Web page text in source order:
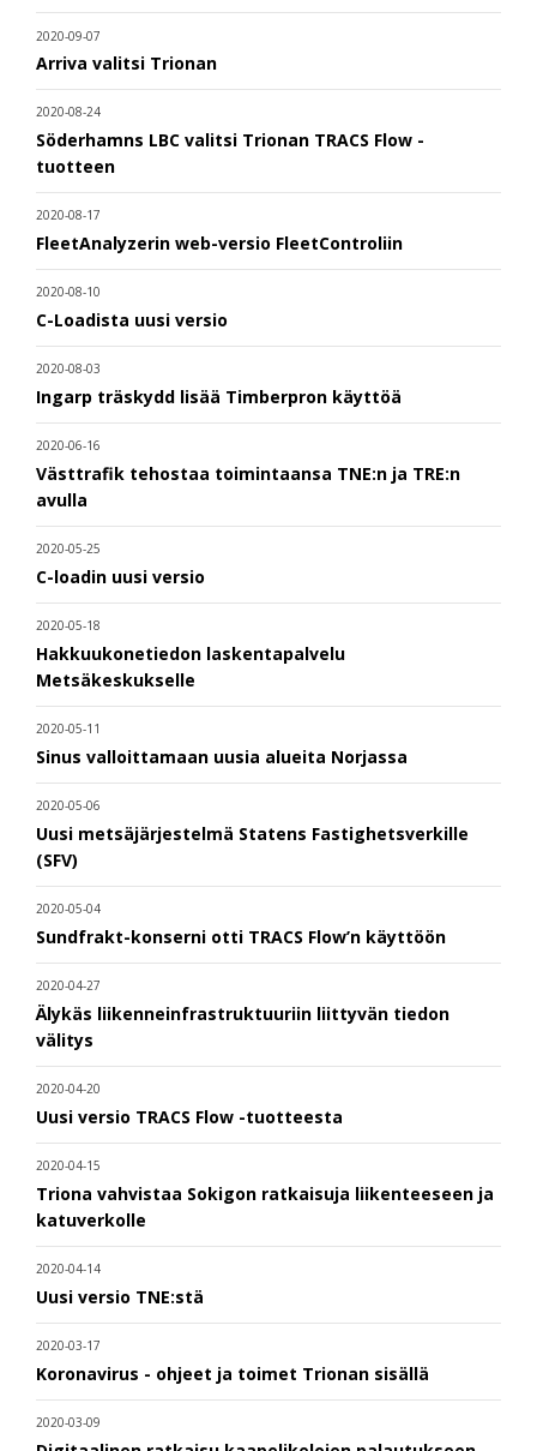
2020-09-07
Arriva valitsi Trionan
2020-08-24
Söderhamns LBC valitsi Trionan TRACS Flow -
tuotteen
2020-08-17
FleetAnalyzerin web-versio FleetControliin
2020-08-10
C-Loadista uusi versio
2020-08-03
Ingarp träskydd lisää Timberpron käyttöä
2020-06-16
Västtrafik tehostaa toimintaansa TNE:n ja TRE:n
avulla
2020-05-25
C-loadin uusi versio
2020-05-18
Hakkuukonetiedon laskentapalvelu
Metsäkeskukselle
2020-05-11
Sinus valloittamaan uusia alueita Norjassa
2020-05-06
Uusi metsäjärjestelmä Statens Fastighetsverkille
(SFV)
2020-05-04
Sundfrakt-konserni otti TRACS Flow’n käyttöön
2020-04-27
Älykäs liikenneinfrastruktuuriin liittyvän tiedon
välitys
2020-04-20
Uusi versio TRACS Flow -tuotteesta
2020-04-15
Triona vahvistaa Sokigon ratkaisuja liikenteeseen ja
katuverkolle
2020-04-14
Uusi versio TNE:stä
2020-03-17
Koronavirus - ohjeet ja toimet Trionan sisällä
2020-03-09